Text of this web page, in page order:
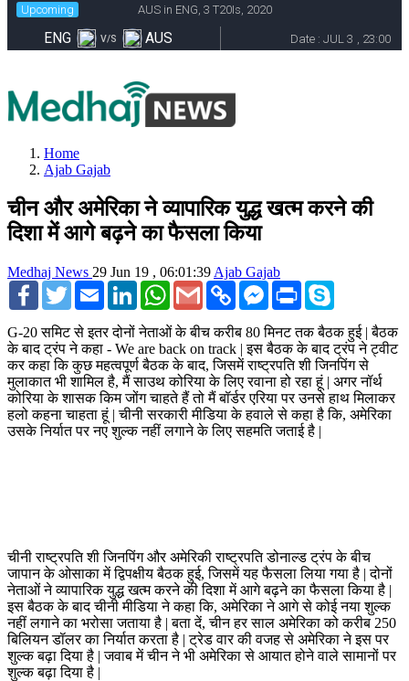
Home
Ajab Gajab
चीन और अमेरिका ने व्यापारिक युद्ध खत्म करने की
दिशा में आगे बढ़ने का फैसला किया
Medhaj News 29 Jun 19 , 06:01:39 Ajab Gajab
Facebook
TwitterEmail LinkedInWhatsApp
Gmail Copy
Link
Facebook
Messenger
Print
G-20 समिट से इतर दोनों नेताओं के बीच करीब 80 मिनट तक बैठक हुई | बैठक
के बाद ट्रंप ने कहा - We are back on track | इस बैठक के बाद ट्रंप ने ट्वीट
कर कहा कि कुछ महत्वपूर्ण बैठक के बाद, जिसमें राष्ट्रपति शी जिनपिंग से
मुलाकात भी शामिल है, मैं साउथ कोरिया के लिए रवाना हो रहा हूं | अगर नॉर्थ
कोरिया के शासक किम जोंग चाहते हैं तो मैं बॉर्डर एरिया पर उनसे हाथ मिलाकर
हलो कहना चाहता हूं | चीनी सरकारी मीडिया के हवाले से कहा है कि, अमेरिका
उसके निर्यात पर नए शुल्क नहीं लगाने के लिए सहमति जताई है |
चीनी राष्ट्रपति शी जिनपिंग और अमेरिकी राष्ट्रपति डोनाल्ड ट्रंप के बीच
जापान के ओसाका में द्विपक्षीय बैठक हुई, जिसमें यह फैसला लिया गया है | दोनों
नेताओं ने व्यापारिक युद्ध खत्म करने की दिशा में आगे बढ़ने का फैसला किया है |
इस बैठक के बाद चीनी मीडिया ने कहा कि, अमेरिका ने आगे से कोई नया शुल्क
नहीं लगाने का भरोसा जताया है | बता दें, चीन हर साल अमेरिका को करीब 250
बिलियन डॉलर का निर्यात करता है | ट्रेड वार की वजह से अमेरिका ने इस पर
शुल्क बढ़ा दिया है | जवाब में चीन ने भी अमेरिका से आयात होने वाले सामानों पर
शुल्क बढ़ा दिया है |